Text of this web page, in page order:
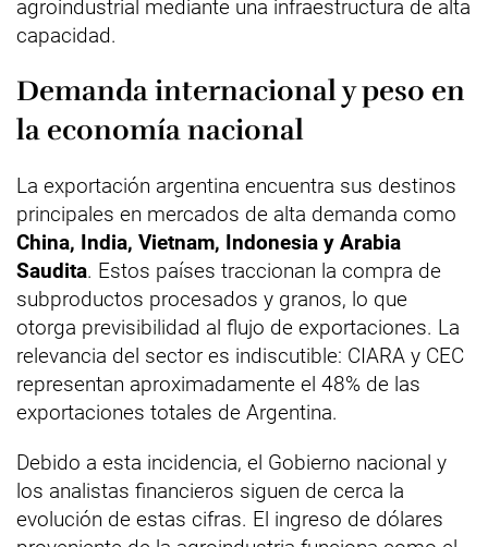
agroindustrial mediante una infraestructura de alta
capacidad.
Demanda internacional y peso en
la economía nacional
La exportación argentina encuentra sus destinos
principales en mercados de alta demanda como
China, India, Vietnam, Indonesia y Arabia
Saudita. Estos países traccionan la compra de
subproductos procesados y granos, lo que
otorga previsibilidad al flujo de exportaciones. La
relevancia del sector es indiscutible: CIARA y CEC
representan aproximadamente el 48% de las
exportaciones totales de Argentina.
Debido a esta incidencia, el Gobierno nacional y
los analistas financieros siguen de cerca la
evolución de estas cifras. El ingreso de dólares